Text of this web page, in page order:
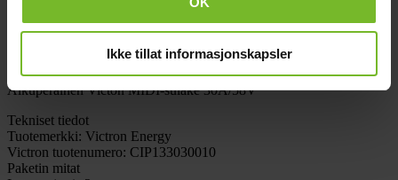
Ikke tillat informasjonskapsler
Kuvaus
Victron Energy tuotekoodi: CIP133030010
Alkuperäinen Victon MIDI-sulake 30A/58V
Tekniset tiedot
Tuotemerkki: Victron Energy
Victron tuotenumero: CIP133030010
Paketin mitat